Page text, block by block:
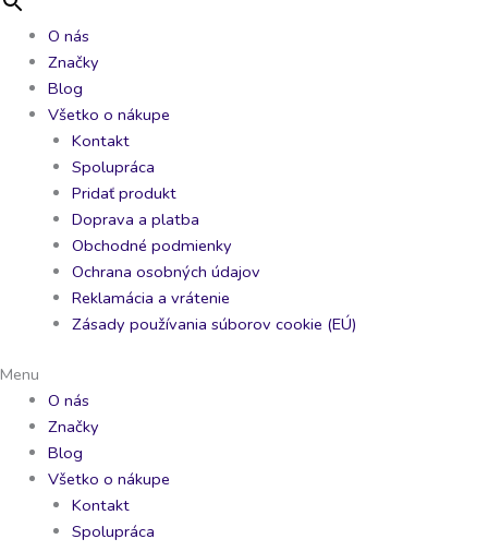
O nás
Značky
Blog
Všetko o nákupe
Kontakt
Spolupráca
Pridať produkt
Doprava a platba
Obchodné podmienky
Ochrana osobných údajov
Reklamácia a vrátenie
Zásady používania súborov cookie (EÚ)
Menu
O nás
Značky
Blog
Všetko o nákupe
Kontakt
Spolupráca